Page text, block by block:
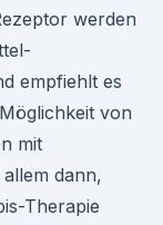
werden
empfiehlt es
von
mit
dann,
Therapie